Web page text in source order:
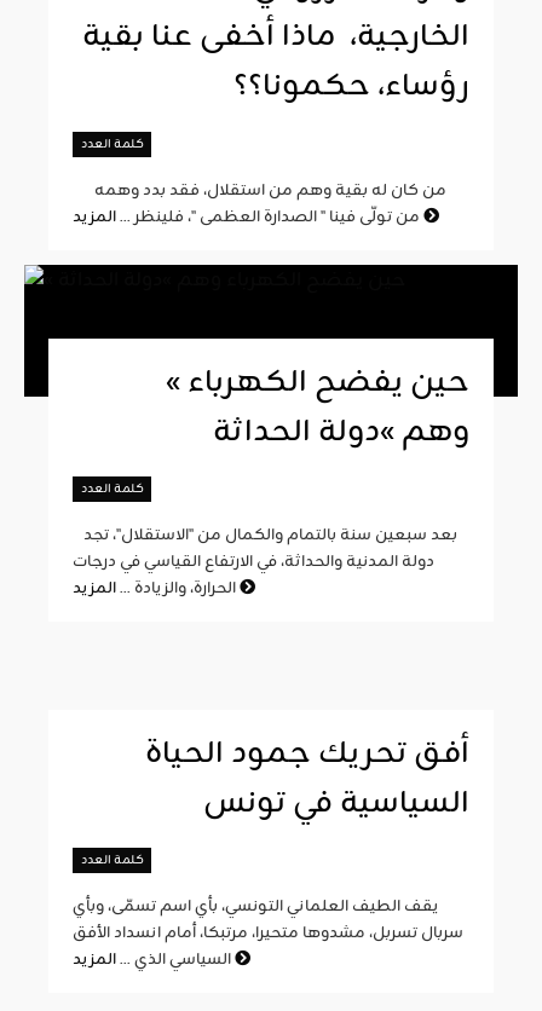
الخارجية، ماذا أخفى عنا بقية
رؤساء، حكمونا؟؟
كلمة العدد
من تولّى فينا " الصدارة العظمى "، فلينظر ...
« حين يفضح الكهرباء
وهم »دولة الحداثة
كلمة العدد
دولة المدنية والحداثة، في الارتفاع القياسي في درجات
الحرارة، والزيادة ...
أفق تحريك جمود الحياة
السياسية في تونس
كلمة العدد
يقف الطيف العلماني التونسي، بأي اسم تسمّى، وبأي
سربال تسربل، مشدوها متحيرا، مرتبكا، أمام انسداد الأفق
السياسي الذي ...